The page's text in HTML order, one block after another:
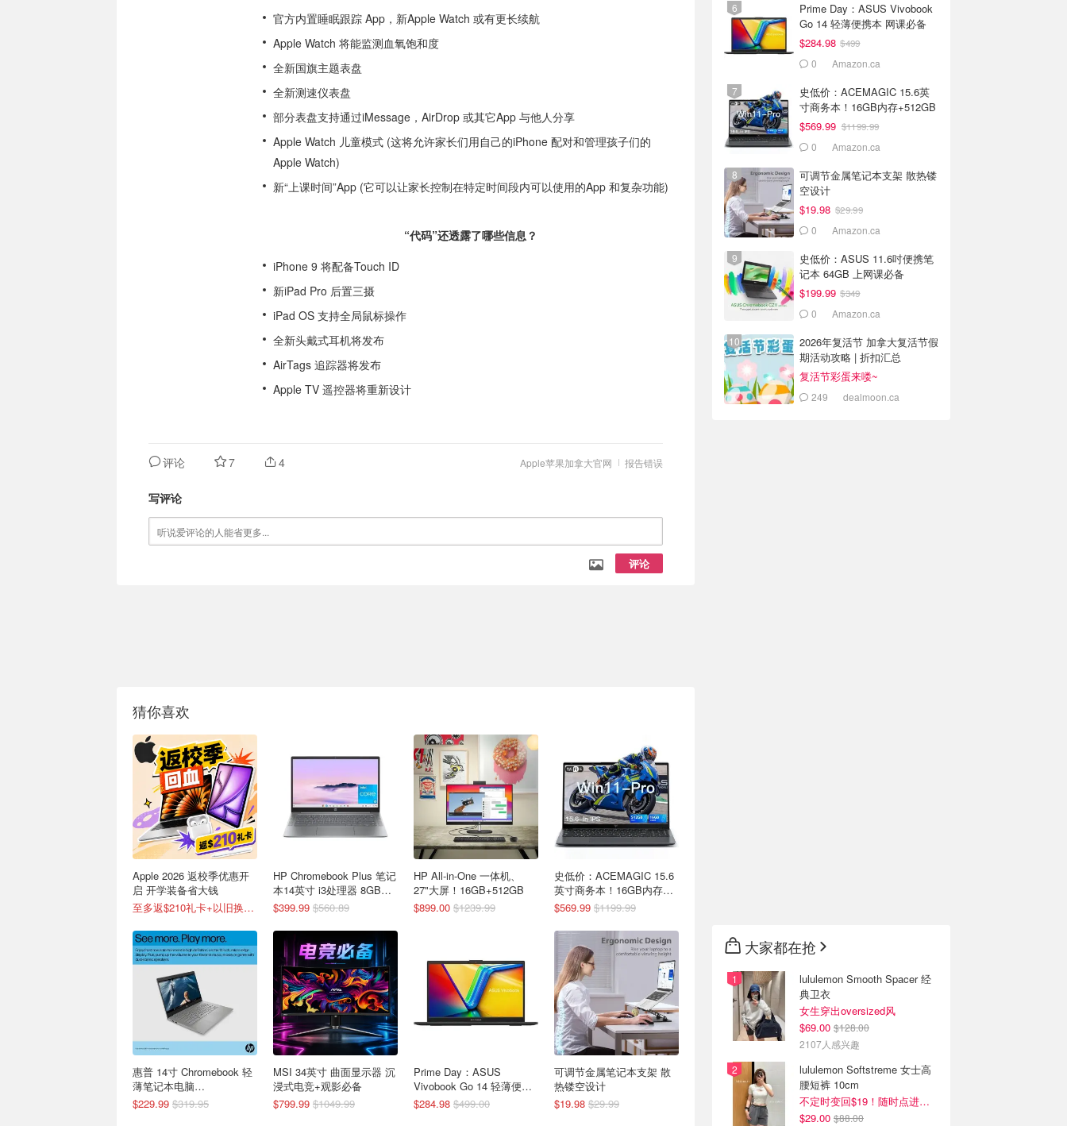
官方内置睡眠跟踪 App，新Apple Watch 或有更长续航
Apple Watch 将能监测血氧饱和度
全新国旗主题表盘
全新测速仪表盘
部分表盘支持通过iMessage，AirDrop 或其它App 与他人分享
Apple Watch 儿童模式 (这将允许家长们用自己的iPhone 配对和管理孩子们的
Apple Watch)
新“上课时间”App (它可以让家长控制在特定时间段内可以使用的App 和复杂功能)
“代码”还透露了哪些信息？
iPhone 9 将配备Touch ID
新iPad Pro 后置三摄
iPad OS 支持全局鼠标操作
全新头戴式耳机将发布
AirTags 追踪器将发布
Apple TV 遥控器将重新设计
报告错误
Apple苹果加拿大官网
评论 7 4
写评论
评论
猜你喜欢
Apple 2026 返校季优惠开
启 开学装备省大钱
至多返$210礼卡+以旧换新减$2290
惠普 14寸 Chromebook 轻
薄笔记本电脑
（N4500/4GB/64GB）
$229.99 $319.95
HP Chromebook Plus 笔记
本14英寸 i3处理器 8GB内
存
$399.99 $560.89
MSI 34英寸 曲面显示器 沉
浸式电竞+观影必备
$799.99 $1049.99
HP All-in-One 一体机、
27"大屏！16GB+512GB
$899.00 $1239.99
Prime Day：ASUS
Vivobook Go 14 轻薄便携
本 网课必备
$284.98 $499.00
史低价：ACEMAGIC 15.6
英寸商务本！16GB内存
+512GB SSD
$569.99 $1199.99
可调节金属笔记本支架 散
热镂空设计
$19.98 $29.99
Prime Day：ASUS Vivobook
Go 14 轻薄便携本 网课必备
$284.98 $499
0 Amazon.ca
史低价：ACEMAGIC 15.6英
寸商务本！16GB内存+512GB
SSD
$569.99 $1199.99
0 Amazon.ca
可调节金属笔记本支架 散热镂
空设计
$19.98 $29.99
0 Amazon.ca
史低价：ASUS 11.6吋便携笔
记本 64GB 上网课必备
$199.99 $349
0 Amazon.ca
2026年复活节 加拿大复活节假
期活动攻略 | 折扣汇总
复活节彩蛋来喽~
249 dealmoon.ca
大家都在抢
lululemon Smooth Spacer 经
典卫衣
女生穿出oversized风
$69.00 $128.00
2107人感兴趣
lululemon Softstreme 女士高
腰短裤 10cm
不定时变回$19！随时点进来看
$29.00 $88.00